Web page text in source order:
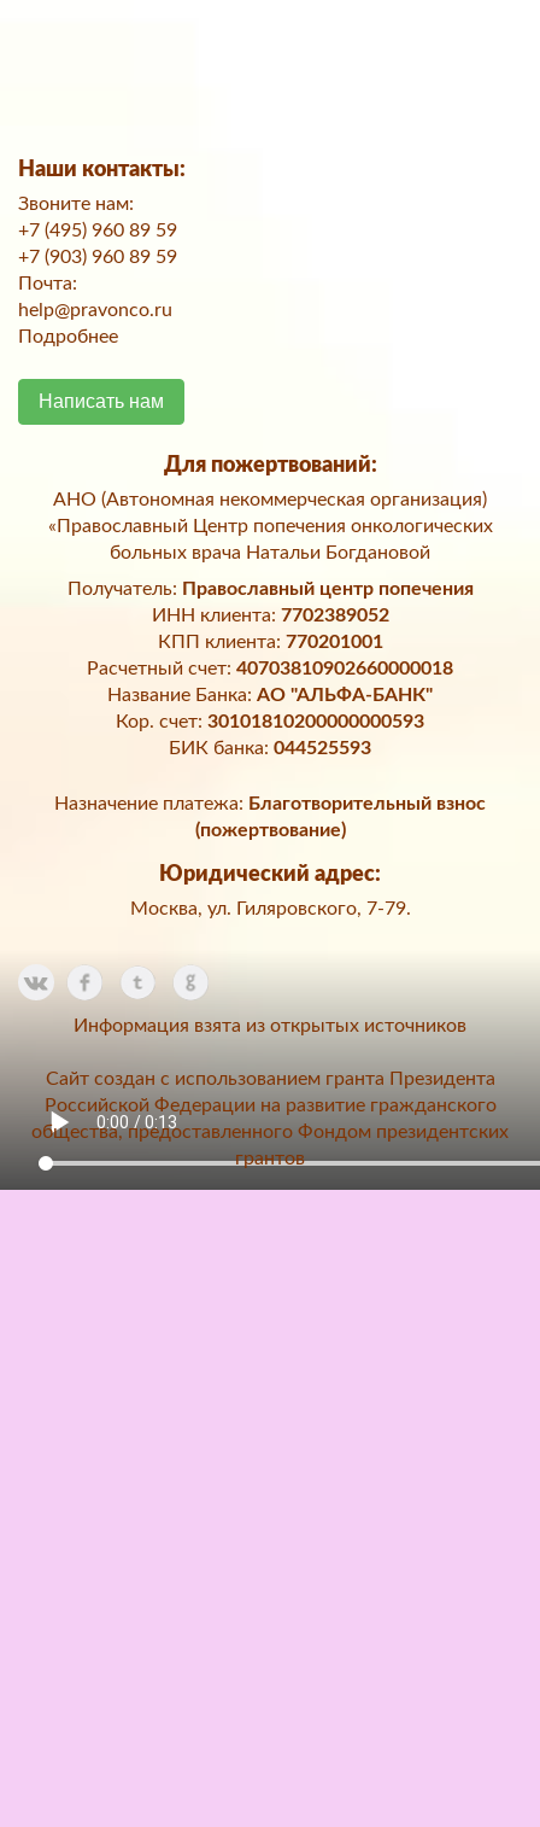
Наши контакты:
Звоните нам:
+7 (495) 960 89 59
+7 (903) 960 89 59
Почта:
help@pravonco.ru
Подробнее
Написать нам
Для пожертвований:
АНО (Автономная некоммерческая организация)
«Православный Центр попечения онкологических
больных врача Натальи Богдановой
Получатель: Православный центр попечения
ИНН клиента: 7702389052
КПП клиента: 770201001
Расчетный счет: 40703810902660000018
Название Банка: АО "АЛЬФА-БАНК"
Кор. счет: 30101810200000000593
БИК банка: 044525593
Назначение платежа: Благотворительный взнос
(пожертвование)
Юридический адрес:
Москва, ул. Гиляровского, 7-79.
Информация взята из открытых источников
Сайт создан с использованием гранта Президента
Российской Федерации на развитие гражданского
общества, предоставленного Фондом президентских
грантов